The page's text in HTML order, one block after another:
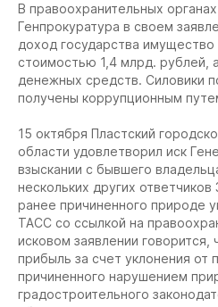
В правоохранительных
Генпрокуратура в своем
доход государства
стоимостью 1,4 млрд. рублей,
денежных средств. Силовики
получены коррупционным
15 октября Пластский
области удовлетворил иск
взыскании с бывшего
нескольких других
ранее причиненного природе
ТАСС со ссылкой на
исковом заявлении говорится,
прибыль за счет уклонения от
причиненного нарушением
градостроительного